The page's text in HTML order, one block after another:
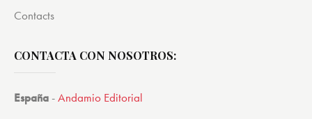
Contacts
CONTACTA CON NOSOTROS:
España -Andamio Editorial